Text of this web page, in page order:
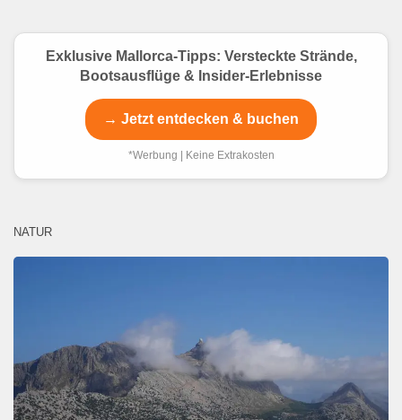
Exklusive Mallorca-Tipps: Versteckte Strände,
Bootsausflüge & Insider-Erlebnisse
→ Jetzt entdecken & buchen
*Werbung | Keine Extrakosten
NATUR